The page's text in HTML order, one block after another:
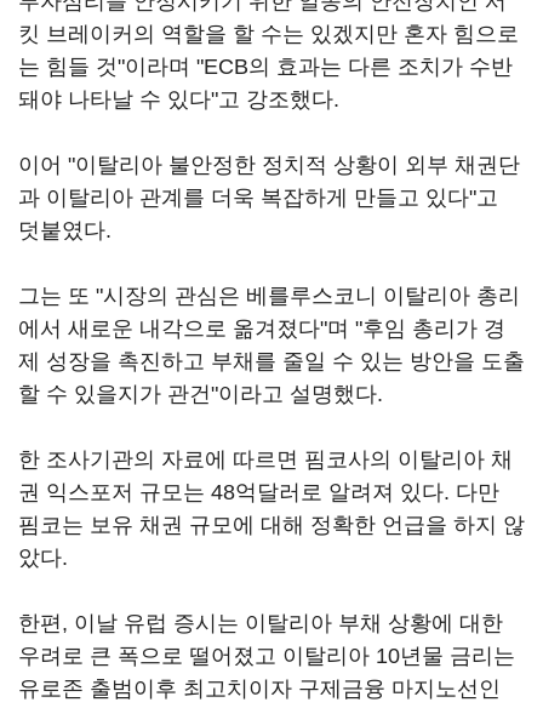
킷 브레이커의 역할을 할 수는 있겠지만 혼자 힘으로
는 힘들 것"이라며 "ECB의 효과는 다른 조치가 수반
돼야 나타날 수 있다"고 강조했다.
이어 "이탈리아 불안정한 정치적 상황이 외부 채권단
과 이탈리아 관계를 더욱 복잡하게 만들고 있다"고
덧붙였다.
그는 또 "시장의 관심은 베를루스코니 이탈리아 총리
에서 새로운 내각으로 옮겨졌다"며 "후임 총리가 경
제 성장을 촉진하고 부채를 줄일 수 있는 방안을 도출
할 수 있을지가 관건"이라고 설명했다.
한 조사기관의 자료에 따르면 핌코사의 이탈리아 채
권 익스포저 규모는 48억달러로 알려져 있다. 다만
핌코는 보유 채권 규모에 대해 정확한 언급을 하지 않
았다.
한편, 이날 유럽 증시는 이탈리아 부채 상황에 대한
우려로 큰 폭으로 떨어졌고 이탈리아 10년물 금리는
유로존 출범이후 최고치이자 구제금융 마지노선인